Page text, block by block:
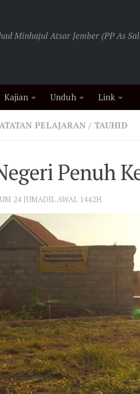
Minhajul Atsar Jember (PP As
Kajian Unduh Link
PELAJARAN / TAUHID
Penuh
24 JUMADIL AWAL 1442H